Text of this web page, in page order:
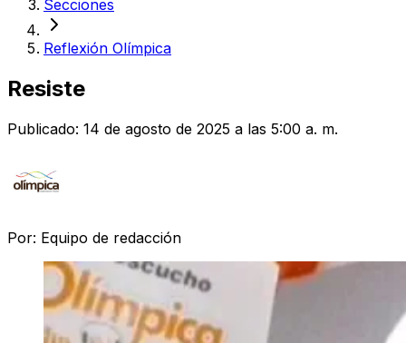
Secciones
Reflexión Olímpica
Resiste
Publicado: 14 de agosto de 2025 a las 5:00 a. m.
Por: Equipo de redacción